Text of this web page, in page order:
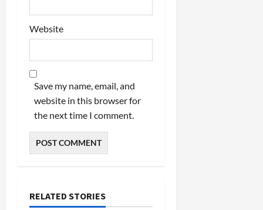
Website
Save my name, email, and
website in this browser for
the next time I comment.
RELATED STORIES